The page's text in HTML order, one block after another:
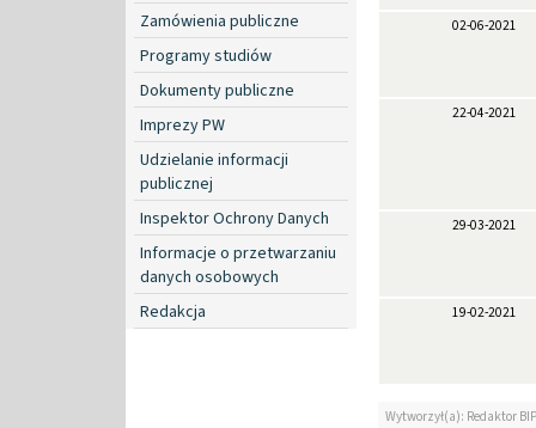
Zamówienia publiczne
Programy studiów
Dokumenty publiczne
Imprezy PW
Udzielanie informacji
publicznej
Inspektor Ochrony Danych
Informacje o przetwarzaniu
danych osobowych
Redakcja
02-06-2021
22-04-2021
29-03-2021
19-02-2021
Wytworzył(a): Redaktor BIP